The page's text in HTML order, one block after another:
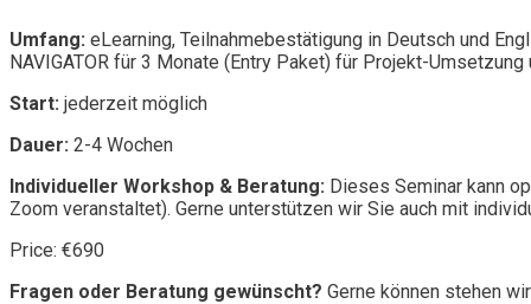
Umfang: eLearning, Teilnahmebestätigung in Deutsch und
NAVIGATOR für 3 Monate (Entry Paket) für Projekt-
Start: jederzeit möglich
Dauer: 2-4 Wochen
Individueller Workshop & Beratung: Dieses Seminar kann
Zoom veranstaltet). Gerne unterstützen wir Sie auch mit
Price: €690
Fragen oder Beratung gewünscht? Gerne können stehen